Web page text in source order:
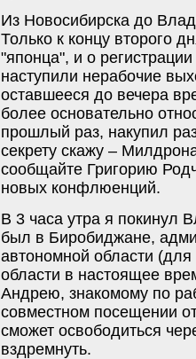
Из Новосибирска до
Только к концу второго
"японца", и о
наступили нерабочие
оставшееся до вечера
более основательно
прошлый раз, накупил
секрету скажу –
сообщайте Григорию
новых конфлюенций.
В 3 часа утра я покинул
был в Биробиджане,
автономной области (для
области в настоящее
Андрею, знакомому по
совместном посещении
сможет освободиться
вздремнуть.